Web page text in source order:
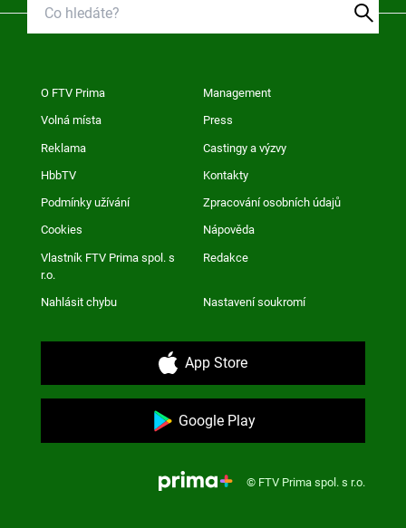
O FTV Prima Management
Volná místa Press
Reklama Castingy a výzvy
HbbTV Kontakty
Podmínky užívání Zpracování osobních údajů
Cookies Nápověda
Vlastník FTV Prima spol. s
r.o.
Redakce
Nahlásit chybu Nastavení soukromí
App Store
Google Play
© FTV Prima spol. s r.o.